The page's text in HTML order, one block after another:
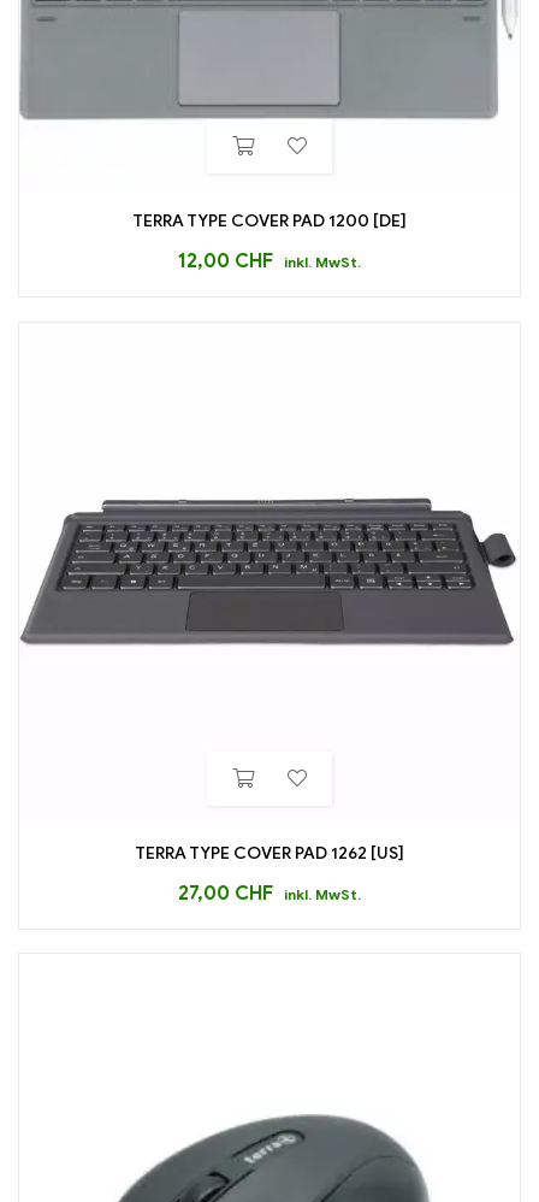
TERRA TYPE COVER PAD 1200 [DE]
12,00 CHF inkl. MwSt.
TERRA TYPE COVER PAD 1262 [US]
27,00 CHF inkl. MwSt.